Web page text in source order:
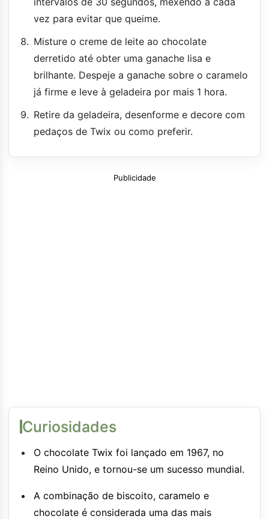
vez para evitar que queime.
Misture o creme de leite ao chocolate
derretido até obter uma ganache lisa e
brilhante. Despeje a ganache sobre o caramelo
já firme e leve à geladeira por mais 1 hora.
Retire da geladeira, desenforme e decore com
pedaços de Twix ou como preferir.
Publicidade
Curiosidades
O chocolate Twix foi lançado em 1967, no
Reino Unido, e tornou-se um sucesso mundial.
A combinação de biscoito, caramelo e
chocolate é considerada uma das mais